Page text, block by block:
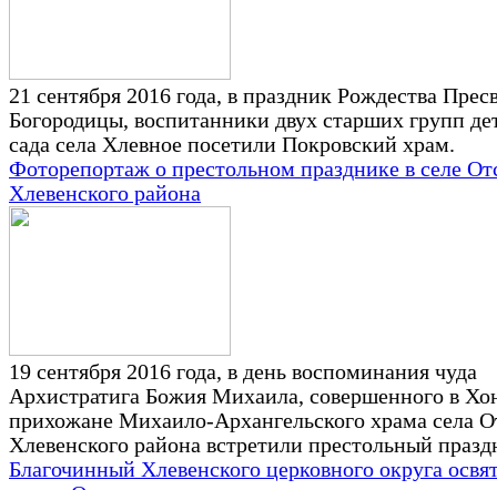
21 сентября 2016 года, в праздник Рождества
Богородицы, воспитанники двух старших групп
сада села Хлевное посетили Покровский храм.
Фоторепортаж о престольном празднике в селе
Хлевенского района
19 сентября 2016 года, в день воспоминания чуда
Архистратига Божия Михаила, совершенного в
прихожане Михаило-Архангельского храма села
Хлевенского района встретили престольный
Благочинный Хлевенского церковного округа